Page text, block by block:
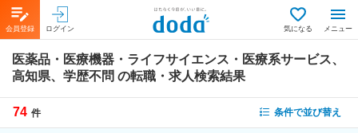
会員登録 ログイン 気になる メニュー
医薬品・医療機器・ライフサイエンス・医療系サービス、
高知県、学歴不問 の転職・求人検索結果
74 件 条件で並び替え